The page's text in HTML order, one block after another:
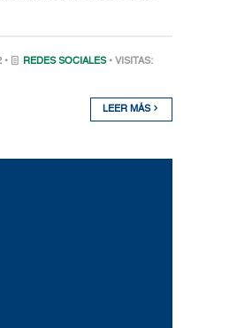
• REDES SOCIALES • VISITAS:
LEER MÁS